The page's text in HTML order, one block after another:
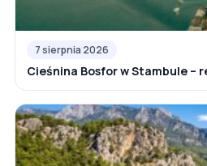
7 sierpnia 2026
Cieśnina Bosfor w Stambule –